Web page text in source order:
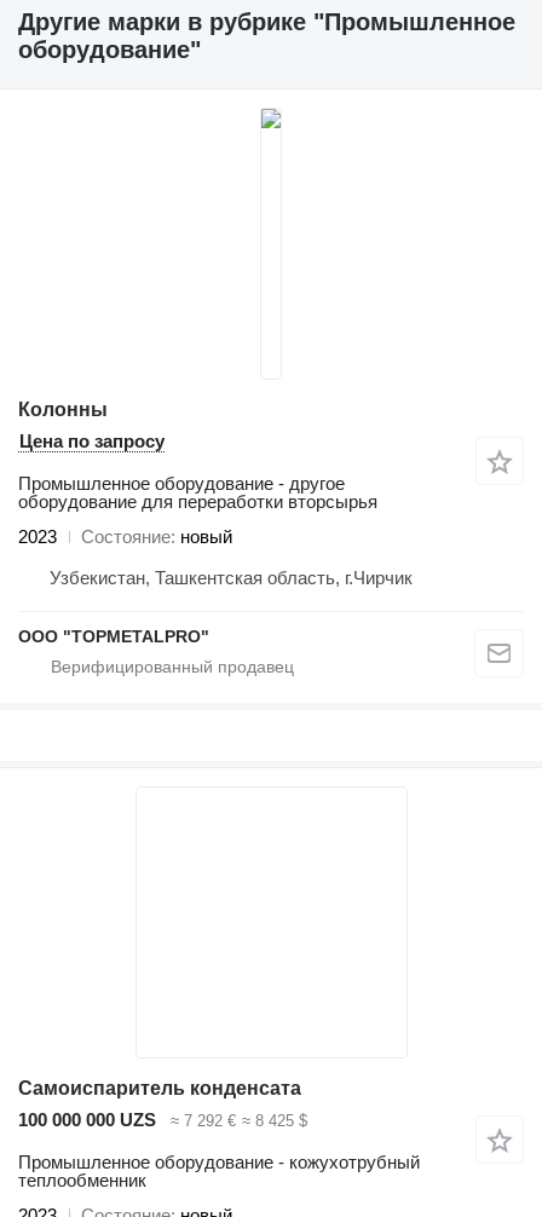
Другие марки в рубрике "Промышленное
оборудование"
Колонны
Цена по запросу
Промышленное оборудование - другое
оборудование для переработки вторсырья
2023
Состояние новый
Узбекистан, Ташкентская область, г.Чирчик
ООО "TOPMETALPRO"
Самоиспаритель конденсата
100 000 000 UZS
≈ 7 292 € ≈ 8 425 $
Промышленное оборудование - кожухотрубный
теплообменник